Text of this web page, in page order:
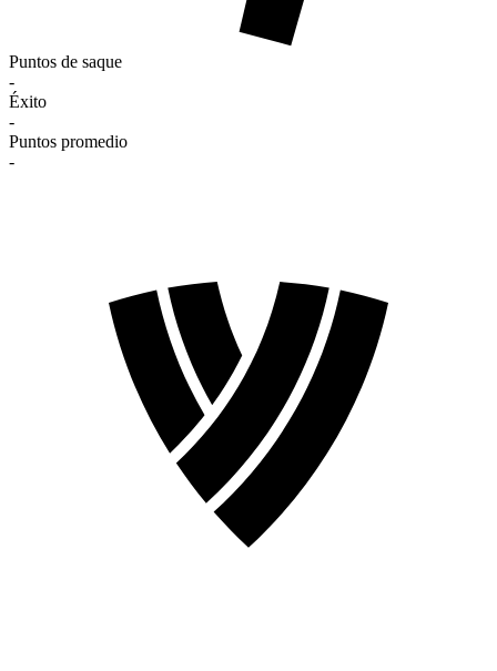
Puntos de saque
-
Éxito
-
Puntos promedio
-